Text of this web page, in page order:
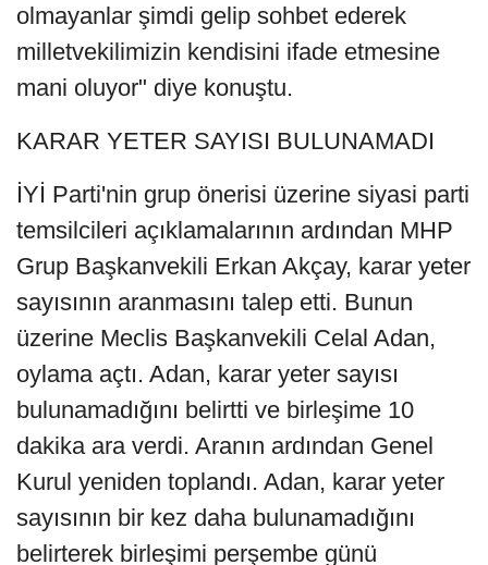
olmayanlar şimdi gelip sohbet ederek
milletvekilimizin kendisini ifade etmesine
mani oluyor" diye konuştu.
KARAR YETER SAYISI BULUNAMADI
İYİ Parti'nin grup önerisi üzerine siyasi parti
temsilcileri açıklamalarının ardından MHP
Grup Başkanvekili Erkan Akçay, karar yeter
sayısının aranmasını talep etti. Bunun
üzerine Meclis Başkanvekili Celal Adan,
oylama açtı. Adan, karar yeter sayısı
bulunamadığını belirtti ve birleşime 10
dakika ara verdi. Aranın ardından Genel
Kurul yeniden toplandı. Adan, karar yeter
sayısının bir kez daha bulunamadığını
belirterek birleşimi perşembe günü